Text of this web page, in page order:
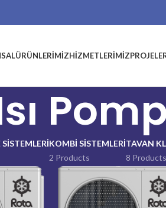
ÜRÜNLERIMIZHIZMETLERIMIZ
KOMBI SISTEMLERI
2 Products
TAVAN
8 Products